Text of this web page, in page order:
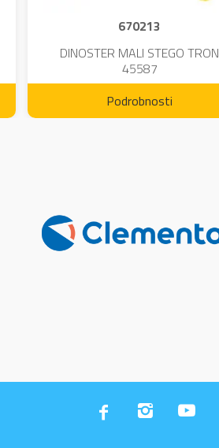
670213
DINOSTER MALI STEGO TRON
45587
Podrobnosti